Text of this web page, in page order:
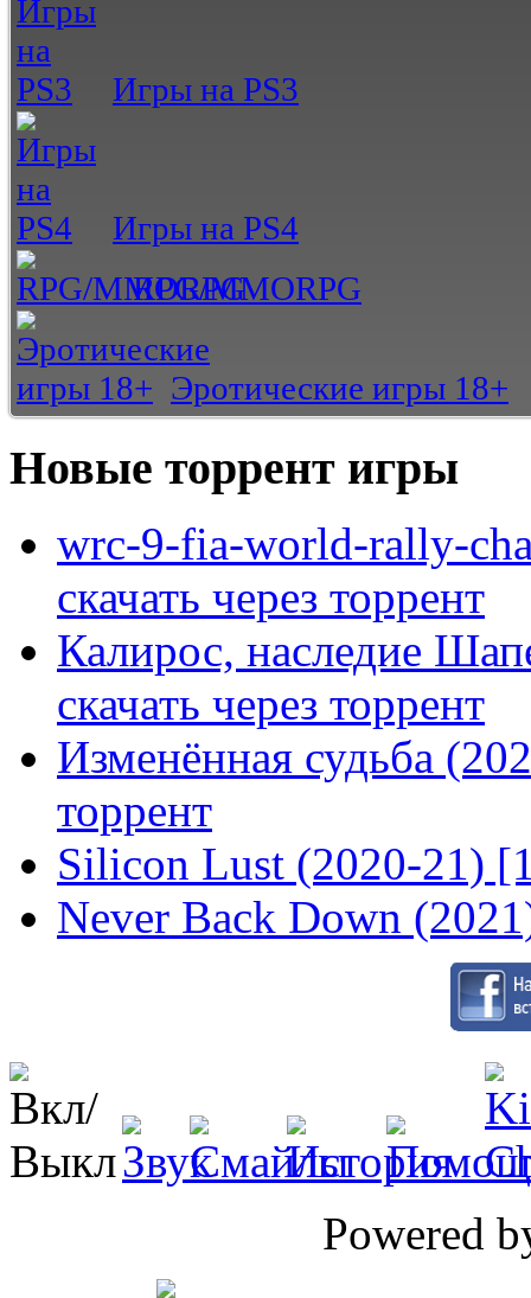
Игры на PS3
Игры на PS4
RPG/MMORPG
Эротические игры 18+
Новые торрент игры
wrc-9-fia-world-rally-
скачать через торрент
Калирос, наследие
скачать через торрент
Изменённая судьба
торрент
Silicon Lust (2020-21)
Never Back Down
Powered